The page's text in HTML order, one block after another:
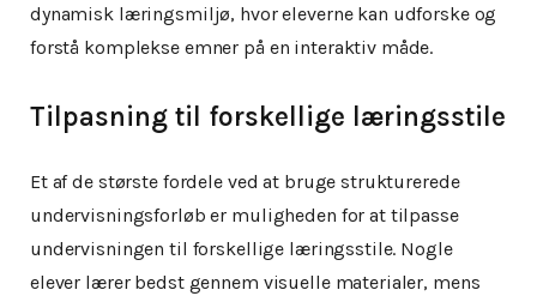
dynamisk læringsmiljø, hvor eleverne kan udforske og
forstå komplekse emner på en interaktiv måde.
Tilpasning til forskellige læringsstile
Et af de største fordele ved at bruge strukturerede
undervisningsforløb er muligheden for at tilpasse
undervisningen til forskellige læringsstile. Nogle
elever lærer bedst gennem visuelle materialer, mens